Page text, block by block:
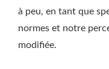
à peu, en tant que
normes et notre
modifiée.